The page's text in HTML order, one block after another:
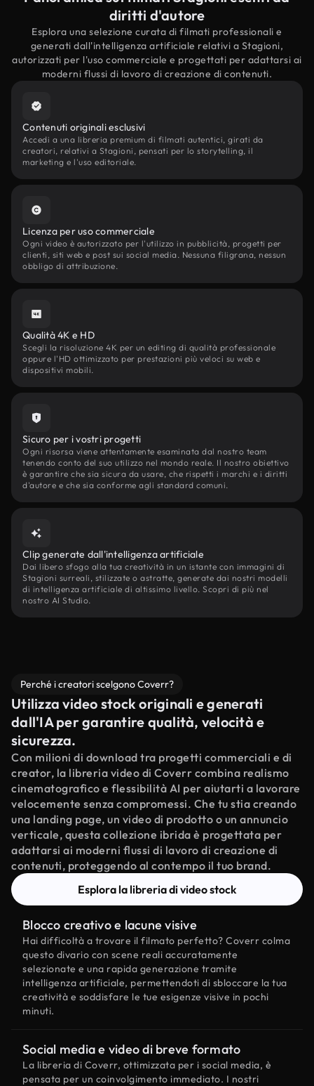
diritti d'autore
Esplora una selezione curata di filmati professionali e
generati dall'intelligenza artificiale relativi a Stagioni,
autorizzati per l'uso commerciale e progettati per adattarsi ai
moderni flussi di lavoro di creazione di contenuti.
Contenuti originali esclusivi
Accedi a una libreria premium di filmati autentici, girati da
creatori, relativi a Stagioni, pensati per lo storytelling, il
marketing e l'uso editoriale.
Licenza per uso commerciale
Ogni video è autorizzato per l'utilizzo in pubblicità, progetti per
clienti, siti web e post sui social media. Nessuna filigrana, nessun
obbligo di attribuzione.
Qualità 4K e HD
Scegli la risoluzione 4K per un editing di qualità professionale
oppure l'HD ottimizzato per prestazioni più veloci su web e
dispositivi mobili.
Sicuro per i vostri progetti
Ogni risorsa viene attentamente esaminata dal nostro team
tenendo conto del suo utilizzo nel mondo reale. Il nostro obiettivo
è garantire che sia sicura da usare, che rispetti i marchi e i diritti
d'autore e che sia conforme agli standard comuni.
Clip generate dall'intelligenza artificiale
Dai libero sfogo alla tua creatività in un istante con immagini di
Stagioni surreali, stilizzate o astratte, generate dai nostri modelli
di intelligenza artificiale di altissimo livello. Scopri di più nel
nostro AI Studio.
Perché i creatori scelgono Coverr?
Utilizza video stock originali e generati
dall'IA per garantire qualità, velocità e
sicurezza.
Con milioni di download tra progetti commerciali e di
creator, la libreria video di Coverr combina realismo
cinematografico e flessibilità AI per aiutarti a lavorare
velocemente senza compromessi. Che tu stia creando
una landing page, un video di prodotto o un annuncio
verticale, questa collezione ibrida è progettata per
adattarsi ai moderni flussi di lavoro di creazione di
contenuti, proteggendo al contempo il tuo brand.
Esplora la libreria di video stock
Blocco creativo e lacune visive
Hai difficoltà a trovare il filmato perfetto? Coverr colma
questo divario con scene reali accuratamente
selezionate e una rapida generazione tramite
intelligenza artificiale, permettendoti di sbloccare la tua
creatività e soddisfare le tue esigenze visive in pochi
minuti.
Social media e video di breve formato
La libreria di Coverr, ottimizzata per i social media, è
pensata per un coinvolgimento immediato. I nostri